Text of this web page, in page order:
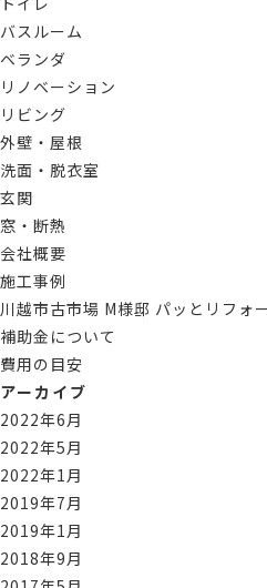
バスルーム
ベランダ
リノベーション
リビング
外壁・屋根
洗面・脱衣室
玄関
窓・断熱
会社概要
施工事例
川越市古市場 M様邸 パッとリフォ
補助金について
費用の目安
アーカイブ
2022年6月
2022年5月
2022年1月
2019年7月
2019年1月
2018年9月